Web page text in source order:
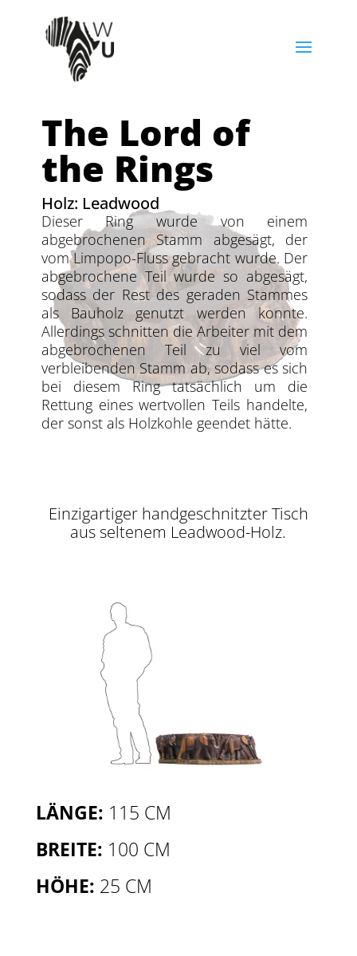
The Lord of
the Rings
Holz: Leadwood
Dieser Ring wurde von einem
abgebrochenen Stamm abgesägt, der
vom Limpopo-Fluss gebracht wurde. Der
abgebrochene Teil wurde so abgesägt,
sodass der Rest des geraden Stammes
als Bauholz genutzt werden konnte.
Allerdings schnitten die Arbeiter mit dem
abgebrochenen Teil zu viel vom
verbleibenden Stamm ab, sodass es sich
bei diesem Ring tatsächlich um die
Rettung eines wertvollen Teils handelte,
der sonst als Holzkohle geendet hätte.
Einzigartiger handgeschnitzter Tisch
aus seltenem Leadwood-Holz.
LÄNGE: 115 CM
BREITE: 100 CM
HÖHE: 25 CM